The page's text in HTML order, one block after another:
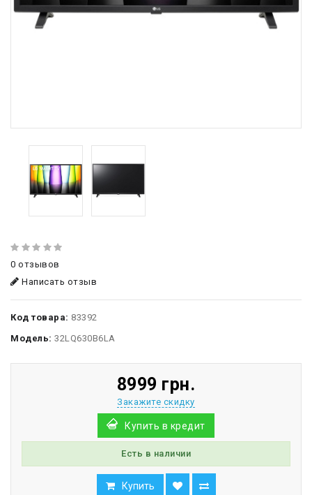
0 отзывов
Написать отзыв
Код товара: 83392
Модель: 32LQ630B6LA
8999 грн.
Закажите скидку
Купить в кредит
Есть в наличии
Купить